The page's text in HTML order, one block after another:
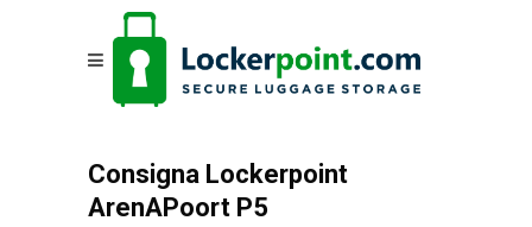
Consigna Lockerpoint
ArenAPoort P5